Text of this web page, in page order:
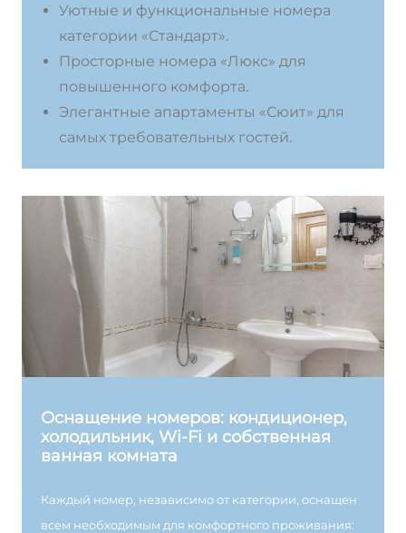
Уютные и функциональные номера
категории «Стандарт».
Просторные номера «Люкс» для
повышенного комфорта.
Элегантные апартаменты «Сюит» для
самых требовательных гостей.
Оснащение номеров: кондиционер,
холодильник, Wi-Fi и собственная
ванная комната
Каждый номер, независимо от категории, оснащен
всем необходимым для комфортного проживания: